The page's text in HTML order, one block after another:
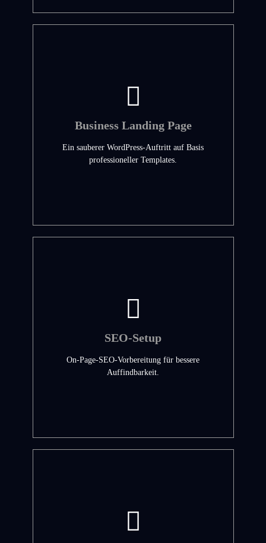
Business Landing Page
Ein sauberer WordPress-Auftritt auf Basis
professioneller Templates.
SEO-Setup
On-Page-SEO-Vorbereitung für bessere
Auffindbarkeit.